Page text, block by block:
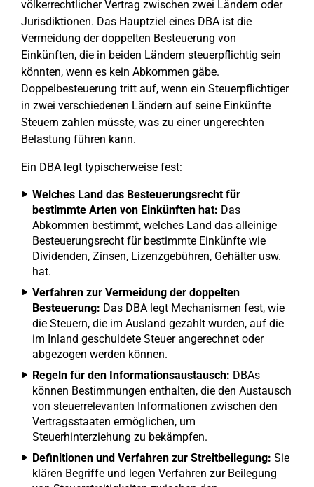
völkerrechtlicher Vertrag zwischen zwei Ländern oder
Jurisdiktionen. Das Hauptziel eines DBA ist die
Vermeidung der doppelten Besteuerung von
Einkünften, die in beiden Ländern steuerpflichtig sein
könnten, wenn es kein Abkommen gäbe.
Doppelbesteuerung tritt auf, wenn ein Steuerpflichtiger
in zwei verschiedenen Ländern auf seine Einkünfte
Steuern zahlen müsste, was zu einer ungerechten
Belastung führen kann.
Ein DBA legt typischerweise fest:
Welches Land das Besteuerungsrecht für
bestimmte Arten von Einkünften hat: Das
Abkommen bestimmt, welches Land das alleinige
Besteuerungsrecht für bestimmte Einkünfte wie
Dividenden, Zinsen, Lizenzgebühren, Gehälter usw.
hat.
Verfahren zur Vermeidung der doppelten
Besteuerung: Das DBA legt Mechanismen fest, wie
die Steuern, die im Ausland gezahlt wurden, auf die
im Inland geschuldete Steuer angerechnet oder
abgezogen werden können.
Regeln für den Informationsaustausch: DBAs
können Bestimmungen enthalten, die den Austausch
von steuerrelevanten Informationen zwischen den
Vertragsstaaten ermöglichen, um
Steuerhinterziehung zu bekämpfen.
Definitionen und Verfahren zur Streitbeilegung: Sie
klären Begriffe und legen Verfahren zur Beilegung